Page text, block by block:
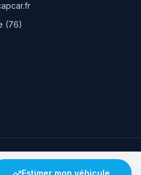
(76)
CapCar, Agent formateur· ©
droits réservés
Estimer mon véhicule